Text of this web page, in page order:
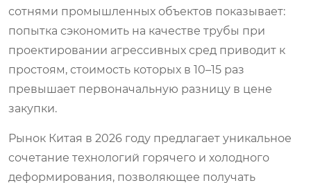
сотнями промышленных объектов показывает:
попытка сэкономить на качестве трубы при
проектировании агрессивных сред приводит к
простоям, стоимость которых в 10–15 раз
превышает первоначальную разницу в цене
закупки.
Рынок Китая в 2026 году предлагает уникальное
сочетание технологий горячего и холодного
деформирования, позволяющее получать